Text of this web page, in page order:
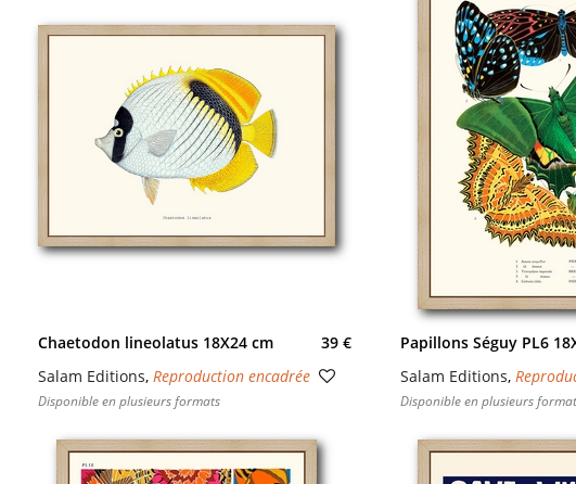
Chaetodon lineolatus 18X24 cm
39 €
Salam Editions,Reproduction encadrée
Disponible en plusieurs formats
Papillons Séguy PL6
Salam Editions,
Disponible en plusieurs